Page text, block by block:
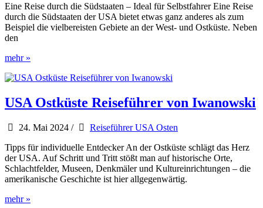
Eine Reise durch die Südstaaten – Ideal für Selbstfahrer Eine Reise
durch die Südstaaten der USA bietet etwas ganz anderes als zum
Beispiel die vielbereisten Gebiete an der West- und Ostküste. Neben
den
USA
Reiseführer
Iwanowski
mehr »
USA Ostküste Reiseführer von Iwanowski
24. Mai 2024 /
Reiseführer USA Osten
Tipps für individuelle Entdecker An der Ostküste schlägt das Herz
der USA. Auf Schritt und Tritt stößt man auf historische Orte,
Schlachtfelder, Museen, Denkmäler und Kultureinrichtungen – die
amerikanische Geschichte ist hier allgegenwärtig.
USA
mehr »